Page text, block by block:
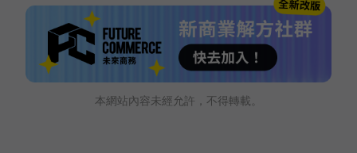
本網站內容未經允許，不得轉載。